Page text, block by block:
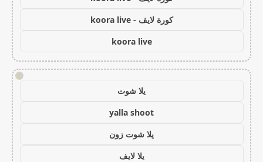
كورة لايف - koora live
koora live
!
يلا شوت
yalla shoot
يلا شوت زون
يلا لايف